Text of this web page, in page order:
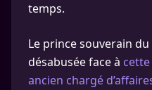
temps.
Le prince souverain
désabusée face à
ancien chargé